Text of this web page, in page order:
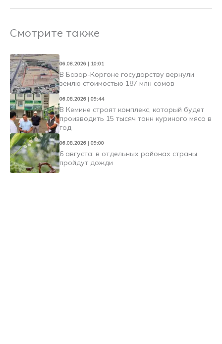
Смотрите также
06.08.2026 | 10:01
В Базар-Коргоне государству вернули
землю стоимостью 187 млн сомов
06.08.2026 | 09:44
В Кемине строят комплекс, который будет
производить 15 тысяч тонн куриного мяса в
год
06.08.2026 | 09:00
6 августа: в отдельных районах страны
пройдут дожди